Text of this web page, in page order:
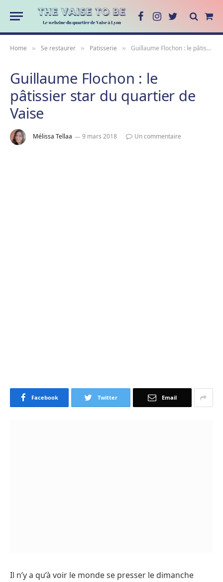
FacebookInstagram
Twitter
Cart
Home » Se restaurer » Patisserie » Guillaume Flochon : le pâtissier star du quartier de Vaise
Guillaume Flochon : le
pâtissier star du quartier de
Vaise
Mélissa Tellaa 9 mars 2018 Un commentaire
Facebook Twitter Email
Il n’y a qu’à voir le monde se presser le dimanche